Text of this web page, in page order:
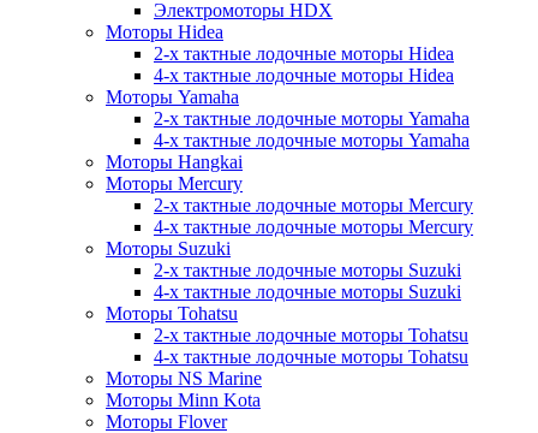
Электромоторы HDX
Моторы Hidea
2-х тактные лодочные моторы Hidea
4-х тактные лодочные моторы Hidea
Моторы Yamaha
2-х тактные лодочные моторы Yamaha
4-х тактные лодочные моторы Yamaha
Моторы Hangkai
Моторы Mercury
2-х тактные лодочные моторы Mercury
4-х тактные лодочные моторы Mercury
Моторы Suzuki
2-х тактные лодочные моторы Suzuki
4-х тактные лодочные моторы Suzuki
Моторы Tohatsu
2-х тактные лодочные моторы Tohatsu
4-х тактные лодочные моторы Tohatsu
Моторы NS Marine
Моторы Minn Kota
Моторы Flover